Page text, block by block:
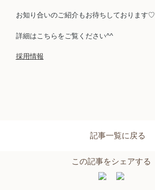
お知り合いのご紹介もお待ちしております♡
詳細はこちらをご覧ください^^
採用情報
記事一覧に戻る
この記事をシェアする